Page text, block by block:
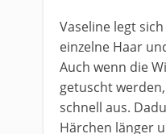
Vaseline legt
einzelne Haar
Auch wenn die
getuscht
schnell aus.
Härchen länger